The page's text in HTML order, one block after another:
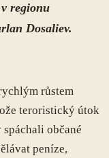
regionu
Dosaliev.
růstem
teroristický útok
občané
peníze,